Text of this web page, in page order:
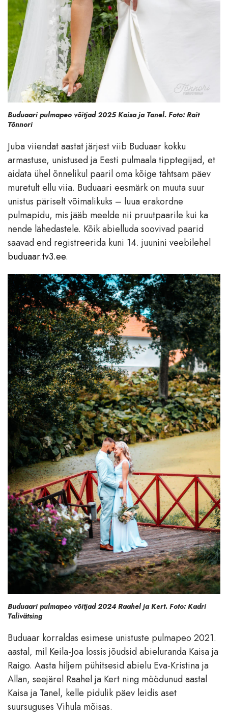
Buduaari pulmapeo võitjad 2025 Kaisa ja Tanel. Foto: Rait
Tõnnori
Juba viiendat aastat järjest viib Buduaar kokku
armastuse, unistused ja Eesti pulmaala tipptegijad, et
aidata ühel õnnelikul paaril oma kõige tähtsam päev
muretult ellu viia. Buduaari eesmärk on muuta suur
unistus päriselt võimalikuks – luua erakordne
pulmapidu, mis jääb meelde nii pruutpaarile kui ka
nende lähedastele. Kõik abielluda soovivad paarid
saavad end registreerida kuni 14. juunini veebilehel
buduaar.tv3.ee.
Buduaari pulmapeo võitjad 2024 Raahel ja Kert. Foto: Kadri
Talivätsing
Buduaar korraldas esimese unistuste pulmapeo 2021.
aastal, mil Keila-Joa lossis jõudsid abieluranda Kaisa ja
Raigo. Aasta hiljem pühitsesid abielu Eva-Kristina ja
Allan, seejärel Raahel ja Kert ning möödunud aastal
Kaisa ja Tanel, kelle pidulik päev leidis aset
suursuguses Vihula mõisas.